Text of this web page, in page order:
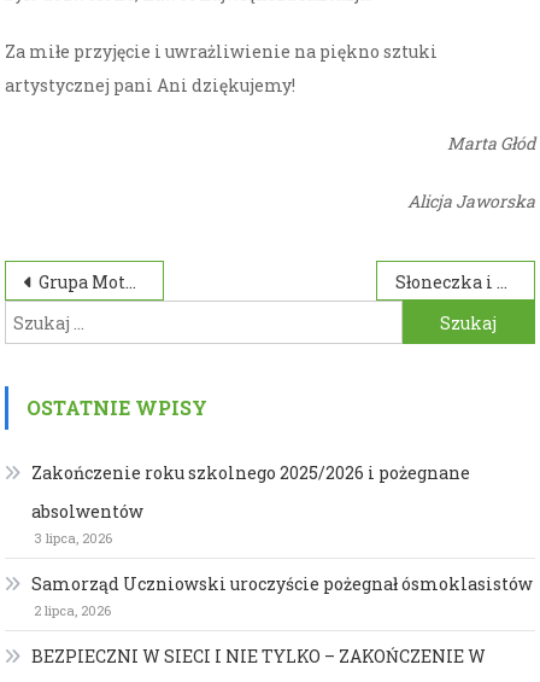
Za miłe przyjęcie i uwrażliwienie na piękno sztuki
artystycznej pani Ani dziękujemy!
Marta Głód
Alicja Jaworska
Nawigacja
wpisu
Grupa Motylków pamięta o zmarłych
Słoneczka i Motylki w teatrze
Szukaj:
OSTATNIE WPISY
Zakończenie roku szkolnego 2025/2026 i pożegnane
absolwentów
3 lipca, 2026
Samorząd Uczniowski uroczyście pożegnał ósmoklasistów
2 lipca, 2026
BEZPIECZNI W SIECI I NIE TYLKO – ZAKOŃCZENIE W